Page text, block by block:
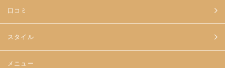
口コミ
スタイル
メニュー